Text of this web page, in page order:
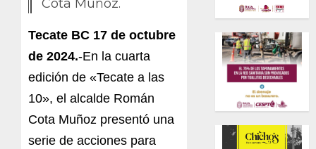
Cota Muñoz.
Tecate BC 17 de octubre
de 2024.-En la cuarta
edición de «Tecate a las
10», el alcalde Román
Cota Muñoz presentó una
serie de acciones para